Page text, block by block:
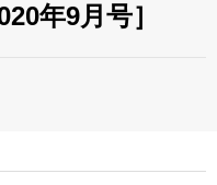
年9月号］